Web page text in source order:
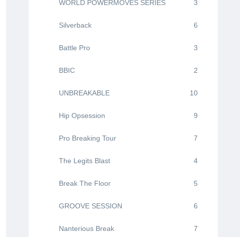
WORLD POWERMOVES SERIES 3
Silverback 6
Battle Pro 3
BBIC 2
UNBREAKABLE 10
Hip Opsession 9
Pro Breaking Tour 7
The Legits Blast 4
Break The Floor 5
GROOVE SESSION 6
Nanterious Break 7